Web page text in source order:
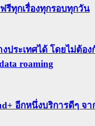
รีทุกเรื่องทุกรอบทุกวัน
งประเทศได้ โดยไม่ต้อ
roaming
อีกหนึ่งบริการดีๆ จา